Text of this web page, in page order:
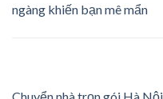
ngàng khiến bạn mê mẩn